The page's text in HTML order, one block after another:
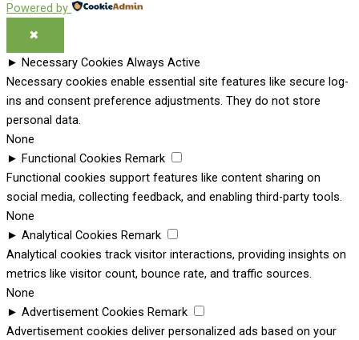
Powered by
✖
► Necessary Cookies Always Active
Necessary cookies enable essential site features like secure log-
ins and consent preference adjustments. They do not store
personal data.
None
► Functional Cookies Remark
Functional cookies support features like content sharing on
social media, collecting feedback, and enabling third-party tools.
None
► Analytical Cookies Remark
Analytical cookies track visitor interactions, providing insights on
metrics like visitor count, bounce rate, and traffic sources.
None
► Advertisement Cookies Remark
Advertisement cookies deliver personalized ads based on your